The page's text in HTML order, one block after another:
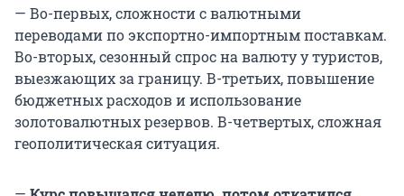
— Во-первых, сложности с валютными
переводами по экспортно-импортным поставкам.
Во-вторых, сезонный спрос на валюту у туристов,
выезжающих за границу. В-третьих, повышение
бюджетных расходов и использование
золотовалютных резервов. В-четвертых, сложная
геополитическая ситуация.